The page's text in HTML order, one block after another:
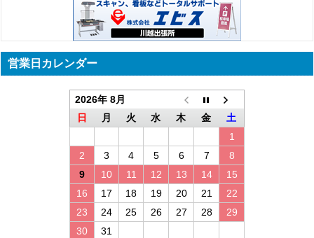
営業日カレンダー
2026年 8月
日
月 火 水 木 金
土
1
2
3 4 5 6 7
8
9
10 11 12 13 14
15
16
17 18 19 20 21
22
23
24 25 26 27 28
29
30
31